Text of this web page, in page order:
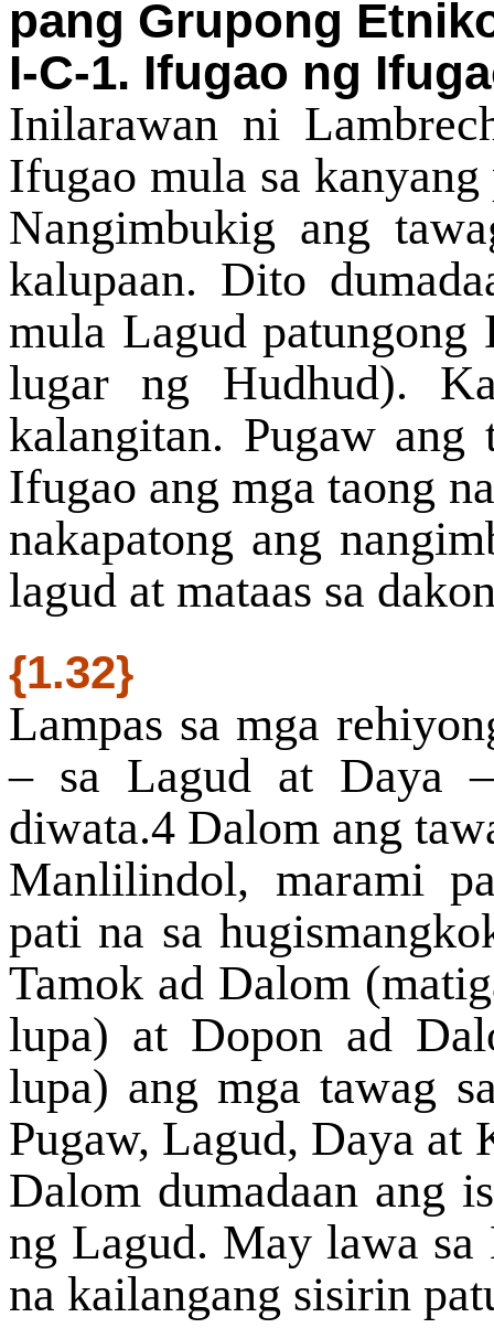
pang Grupong
I-C-1. Ifugao ng
Inilarawan ni
Ifugao mula sa
Nangimbukig ang
kalupaan. Dito
mula Lagud patungong
lugar ng Hudhud).
kalangitan. Pugaw
Ifugao ang mga taong
nakapatong ang
lagud at mataas sa
{1.32}
Lampas sa mga
– sa Lagud at Daya
diwata.4 Dalom ang
Manlilindol, marami
pati na sa
Tamok ad Dalom
lupa) at Dopon ad
lupa) ang mga tawag
Pugaw, Lagud, Daya at
Dalom dumadaan ang
ng Lagud. May lawa
na kailangang sisirin